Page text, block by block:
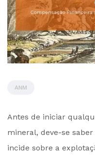
ANM
by
Antes de iniciar
mineral, deve-se
incide sobre a